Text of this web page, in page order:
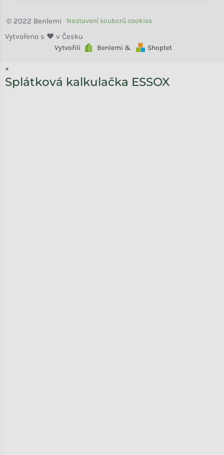
Vytvořili Benlemi & Shoptet
Benlemi
×
Splátková kalkulačka ESSOX